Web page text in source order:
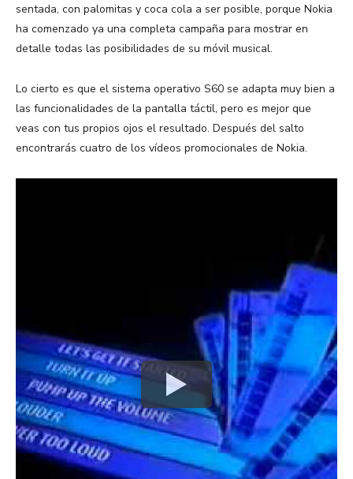
sentada, con palomitas y coca cola a ser posible, porque Nokia
ha comenzado ya una completa campaña para mostrar en
detalle todas las posibilidades de su móvil musical.
Lo cierto es que el sistema operativo S60 se adapta muy bien a
las funcionalidades de la pantalla táctil, pero es mejor que
veas con tus propios ojos el resultado. Después del salto
encontrarás cuatro de los vídeos promocionales de Nokia.